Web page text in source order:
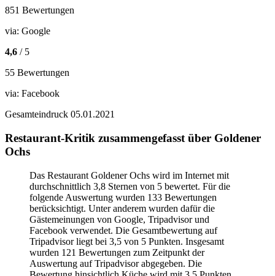
851 Bewertungen
via: Google
4,6 / 5
55 Bewertungen
via: Facebook
Gesamteindruck 05.01.2021
Restaurant-Kritik zusammengefasst über Goldener
Ochs
Das Restaurant Goldener Ochs wird im Internet mit
durchschnittlich 3,8 Sternen von 5 bewertet. Für die
folgende Auswertung wurden 133 Bewertungen
berücksichtigt. Unter anderem wurden dafür die
Gästemeinungen von Google, Tripadvisor und
Facebook verwendet. Die Gesamtbewertung auf
Tripadvisor liegt bei 3,5 von 5 Punkten. Insgesamt
wurden 121 Bewertungen zum Zeitpunkt der
Auswertung auf Tripadvisor abgegeben. Die